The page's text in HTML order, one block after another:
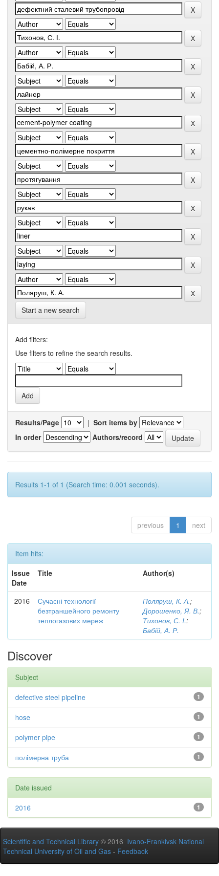
Start a new search
Add filters:
Use filters to refine the search results.
Results/Page | Sort items by
In order
Authors/record
Results 1-1 of 1 (Search time: 0.001 seconds).
previous 1 next
Item hits:
Issue
Date
Title Author(s)
2016
Сучасні технології
безтраншейного ремонту
теплогазових мереж
Поляруш, К. А.;
Дорошенко, Я. В.;
Тихонов, С. І.;
Бабій, А. Р.
Discover
Subject
1
defective steel pipeline
1
hose
1
polymer pipe
1
полімерна труба
Date issued
1
2016
Scientific and Technical Library © 2016 Ivano-Frankivsk National
Technical University of Oil and Gas - Feedback